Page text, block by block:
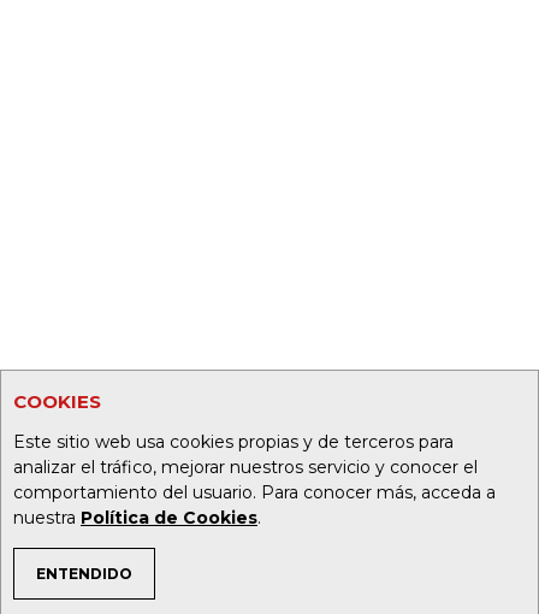
COOKIES
Este sitio web usa cookies propias y de terceros para
analizar el tráfico, mejorar nuestros servicio y conocer el
comportamiento del usuario. Para conocer más, acceda a
nuestra Política de Cookies.
ENTENDIDO
TEMAS DE INTERÉS